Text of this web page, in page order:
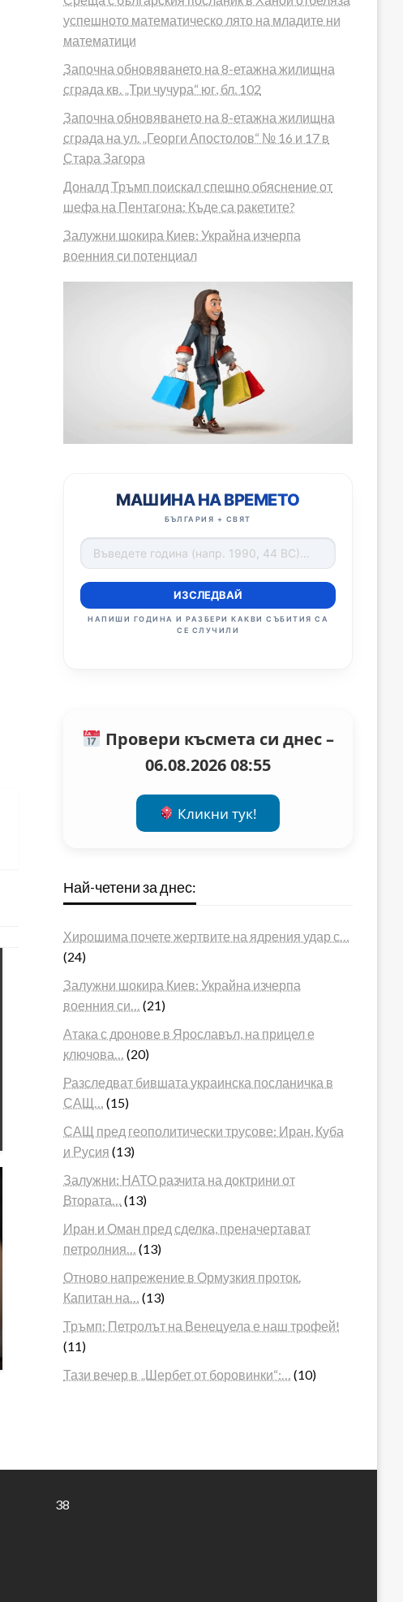
успешното математическо лято на младите ни
математици
Започна обновяването на 8-етажна жилищна
сграда кв. „Три чучура“ юг, бл. 102
Започна обновяването на 8-етажна жилищна
сграда на ул. „Георги Апостолов“ № 16 и 17 в
Стара Загора
Доналд Тръмп поискал спешно обяснение от
шефа на Пентагона: Къде са ракетите?
Залужни шокира Киев: Украйна изчерпа
военния си потенциал
МАШИНА НА ВРЕМЕТО
БЪЛГАРИЯ + СВЯТ
ИЗСЛЕДВАЙ
НАПИШИ ГОДИНА И РАЗБЕРИ КАКВИ СЪБИТИЯ СА
СЕ СЛУЧИЛИ
Провери късмета си днес –
06.08.2026 08:55
Кликни тук!
Най-четени за днес:
Хирошима почете жертвите на ядрения удар с…
(24)
Залужни шокира Киев: Украйна изчерпа
военния си…
(21)
Атака с дронове в Ярославъл, на прицел е
ключова…
(20)
Разследват бившата украинска посланичка в
САЩ…
(15)
САЩ пред геополитически трусове: Иран, Куба
и Русия (13)
Залужни: НАТО разчита на доктрини от
Втората…
(13)
Иран и Оман пред сделка, преначертават
петролния…
(13)
Отново напрежение в Ормузкия проток.
Капитан на…
(13)
Тръмп: Петролът на Венецуела е наш трофей!
(11)
Тази вечер в „Шербет от боровинки“:…
(10)
38